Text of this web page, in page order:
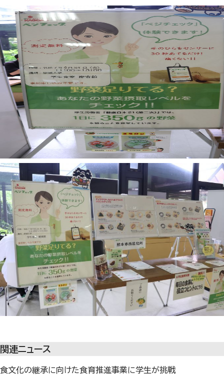
関連ニュース
食文化の継承に向けた食育推進事業に学生が挑戦